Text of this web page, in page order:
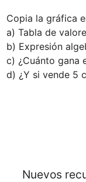
Copia la gráfica
a) Tabla de
b) Expresión
c) ¿Cuánto gana
d) ¿Y si vende 5
Nuevos